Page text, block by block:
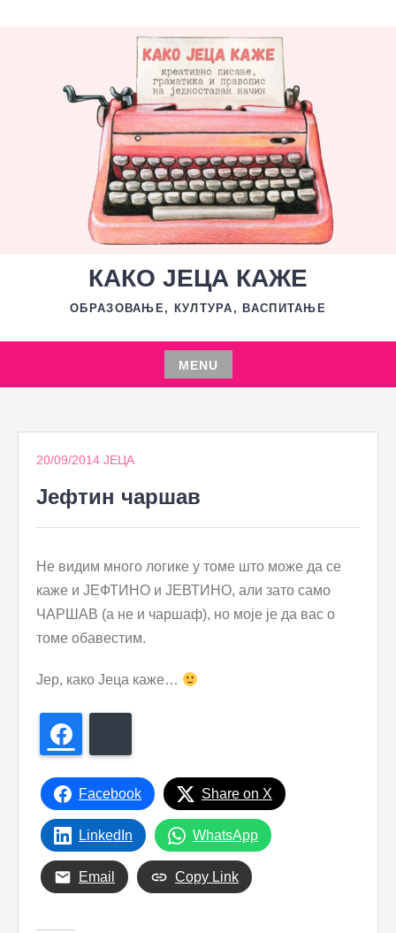
КАКО ЈЕЦА КАЖЕ
ОБРАЗОВАЊЕ, КУЛТУРА, ВАСПИТАЊЕ
MENU
Skip
content
20/09/2014 ЈЕЦА
Јефтин чаршав
Не видим много логике у томе што може да се
каже и ЈЕФТИНО и ЈЕВТИНО, али зато само
ЧАРШАВ (а не и чаршаф), но моје је да вас о
томе обавестим.
Јер, како Јеца каже…
Facebook Share on X
LinkedIn WhatsApp
Email Copy Link